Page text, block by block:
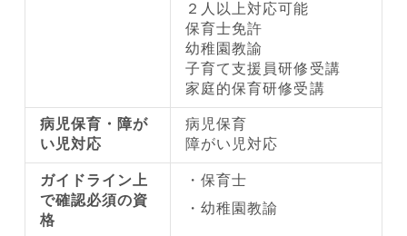
２人以上対応可能
保育士免許
幼稚園教諭
子育て支援員研修受講
家庭的保育研修受講
病児保育・障が
い児対応
病児保育
障がい児対応
ガイドライン上
で確認必須の資
格
保育士
幼稚園教諭